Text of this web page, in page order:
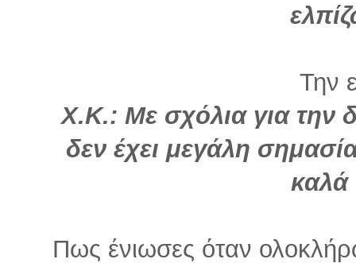
Την
Χ.Κ.: Με σχόλια για την
δεν έχει μεγάλη
καλά
Πως ένιωσες όταν